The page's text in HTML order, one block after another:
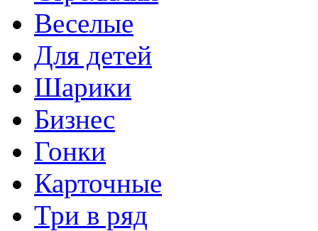
Веселые
Для детей
Шарики
Бизнес
Гонки
Карточные
Три в ряд